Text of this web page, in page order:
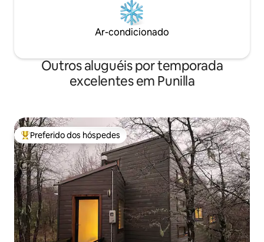
Ar-condicionado
Outros aluguéis por temporada
excelentes em Punilla
Entre os melhores preferidos dos hóspedes
Preferido dos hóspedes